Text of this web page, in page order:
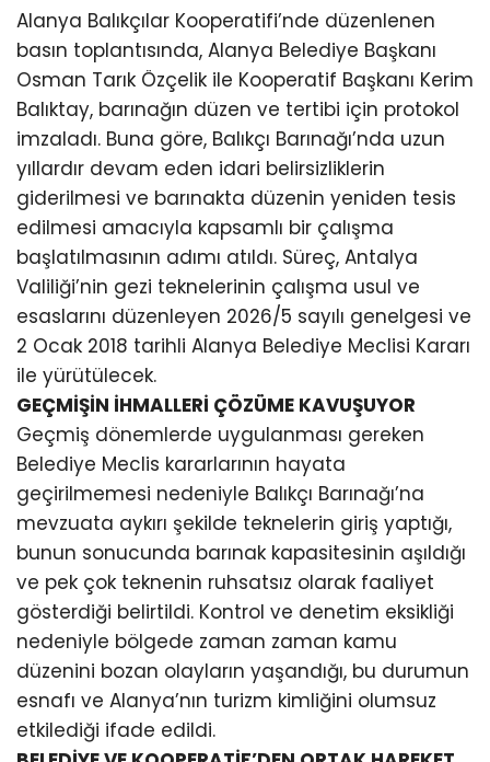
Alanya Balıkçılar Kooperatifi’nde düzenlenen
basın toplantısında, Alanya Belediye Başkanı
Osman Tarık Özçelik ile Kooperatif Başkanı Kerim
Balıktay, barınağın düzen ve tertibi için protokol
imzaladı. Buna göre, Balıkçı Barınağı’nda uzun
yıllardır devam eden idari belirsizliklerin
giderilmesi ve barınakta düzenin yeniden tesis
edilmesi amacıyla kapsamlı bir çalışma
başlatılmasının adımı atıldı. Süreç, Antalya
Valiliği’nin gezi teknelerinin çalışma usul ve
esaslarını düzenleyen 2026/5 sayılı genelgesi ve
2 Ocak 2018 tarihli Alanya Belediye Meclisi Kararı
ile yürütülecek.
GEÇMİŞİN İHMALLERİ ÇÖZÜME KAVUŞUYOR
Geçmiş dönemlerde uygulanması gereken
Belediye Meclis kararlarının hayata
geçirilmemesi nedeniyle Balıkçı Barınağı’na
mevzuata aykırı şekilde teknelerin giriş yaptığı,
bunun sonucunda barınak kapasitesinin aşıldığı
ve pek çok teknenin ruhsatsız olarak faaliyet
gösterdiği belirtildi. Kontrol ve denetim eksikliği
nedeniyle bölgede zaman zaman kamu
düzenini bozan olayların yaşandığı, bu durumun
esnafı ve Alanya’nın turizm kimliğini olumsuz
etkilediği ifade edildi.